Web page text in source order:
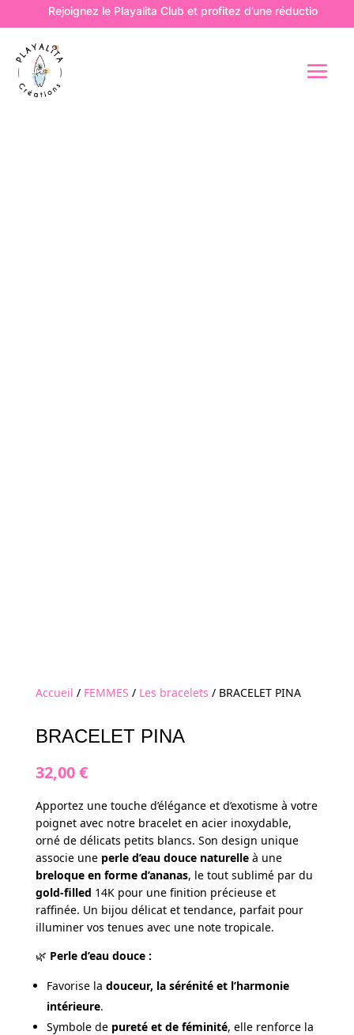
Rejoignez le Playalita Club et profitez d’une réduction de
Accueil / FEMMES / Les bracelets / BRACELET PINA
BRACELET PINA
32,00€
Apportez une touche d’élégance et d’exotisme à votre
poignet avec notre bracelet en acier inoxydable,
orné de délicats petits blancs. Son design unique
associe une perle d’eau douce naturelleà une
breloque en forme d’ananas, le tout sublimé par du
gold-filled 14K pour une finition précieuse et
raffinée. Un bijou délicat et tendance, parfait pour
illuminer vos tenues avec une note tropicale.
🌿 Perle d’eau douce :
Favorise la douceur, la sérénité et l’harmonie
intérieure.
Symbole de pureté et de féminité, elle renforce la